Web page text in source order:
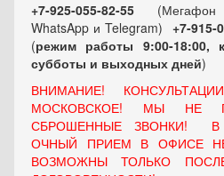
+7-925-055-82-55
WhatsApp и Telegram) +7-915-
(режим работы 9:00-18:00,
субботы и выходных дней)
ВНИМАНИЕ!
МОСКОВСКОЕ! МЫ НЕ
СБРОШЕННЫЕ ЗВОНКИ! В
ОЧНЫЙ ПРИЕМ В ОФИСЕ
ВОЗМОЖНЫ ТОЛЬКО